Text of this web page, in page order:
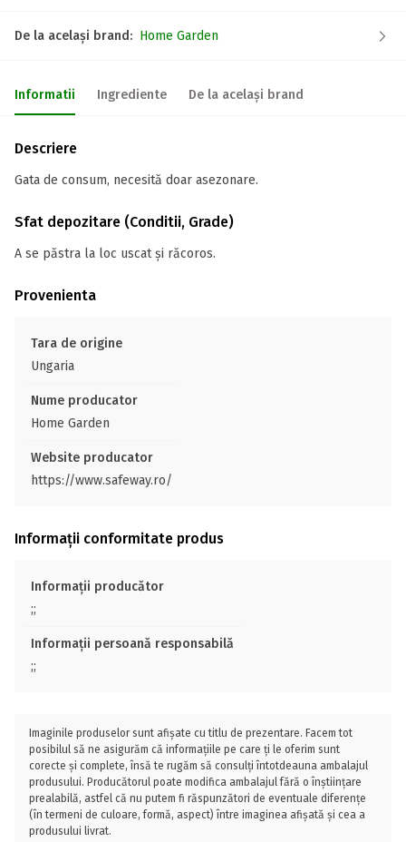
De la același brand: Home Garden
Informatii Ingrediente De la același brand
Descriere
Gata de consum, necesită doar asezonare.
Sfat depozitare (Conditii, Grade)
A se păstra la loc uscat și răcoros.
Provenienta
Tara de origine
Ungaria
Nume producator
Home Garden
Website producator
https://www.safeway.ro/
Informații conformitate produs
Informații producător
;;
Informații persoană responsabilă
;;
Imaginile produselor sunt afișate cu titlu de prezentare. Facem tot
posibilul să ne asigurăm că informațiile pe care ți le oferim sunt
corecte și complete, însă te rugăm să consulți întotdeauna ambalajul
produsului. Producătorul poate modifica ambalajul fără o înștiințare
prealabilă, astfel că nu putem fi răspunzători de eventuale diferențe
(în termeni de culoare, formă, aspect) între imaginea afișată și cea a
produsului livrat.